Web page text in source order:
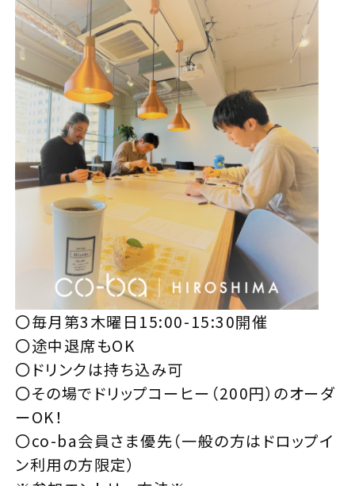
〇毎月第3木曜日15:00-15:30開催
〇途中退席もOK
〇ドリンクは持ち込み可
〇その場でドリップコーヒー（200円）のオーダ
ーOK！
〇co-ba会員さま優先（一般の方はドロップイ
ン利用の方限定）